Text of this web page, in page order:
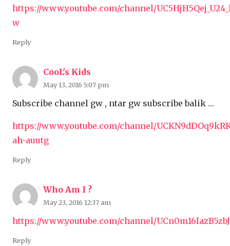
https://www.youtube.com/channel/
w
Reply
CooL's Kids
May 13, 2016 5:07 pm
Subscribe channel gw , ntar gw subscribe balik …
https://www.youtube.com/channel/
ah-auutg
Reply
Who Am I ?
May 23, 2016 12:37 am
https://www.youtube.com/channel/
Reply